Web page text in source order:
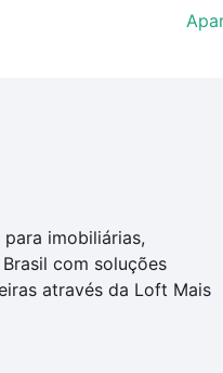
imobiliárias,
com soluções
através da Loft Mais